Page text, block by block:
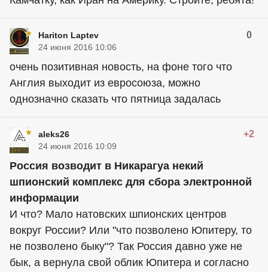
Hariton Laptev 0
24 июня 2016 10:06
очень позитивная новость, на фоне того что
Англия выходит из евросоюза, можно
однозначно сказать что пятница задалась
aleks26 +2
24 июня 2016 10:09
Россия возводит в Никарагуа некий
шпионский комплекс для сбора электронной
информации
И что? Мало натовских шпионских центров
вокруг России? Или "что позволено Юпитеру, то
не позволено быку"? Так Россия давно уже не
бык, а вернула свой облик Юпитера и согласно